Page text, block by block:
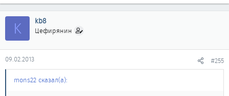
K kb8
Цефирянин
09.02.2013 #255
mons22 сказал(а):